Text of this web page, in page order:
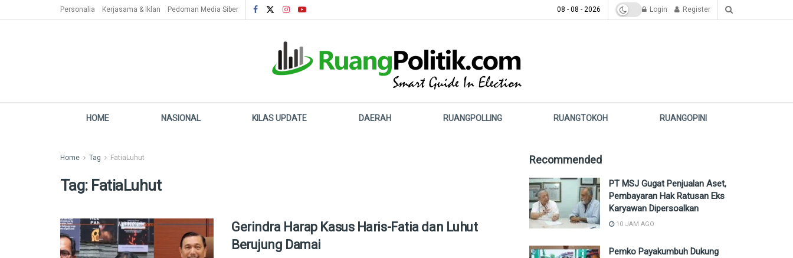
Personalia Kerjasama & Iklan Pedoman Media Siber 08 - 08 - 2026 Login Register
HOME NASIONAL KILAS UPDATE DAERAH RUANGPOLLING RUANGTOKOH RUANGOPINI
Home Tag FatiaLuhut
Tag: FatiaLuhut
Gerindra Harap Kasus Haris-Fatia dan Luhut
Berujung Damai
Recommended
PT MSJ Gugat Penjualan Aset,
Pembayaran Hak Ratusan Eks
Karyawan Dipersoalkan
10 JAM AGO
Pemko Payakumbuh Dukung